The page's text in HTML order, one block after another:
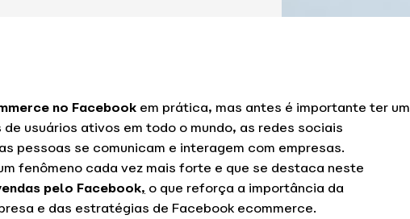
no Facebook em prática, mas antes é importante ter um
usuários ativos em todo o mundo, as redes sociais
pessoas se comunicam e interagem com empresas.
fenômeno cada vez mais forte e que se destaca neste
pelo Facebook, o que reforça a importância da
e das estratégias de Facebook ecommerce.